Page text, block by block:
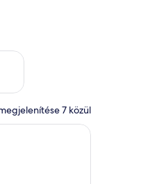
állás ellenőrzése: aug. 21
7 közül
és egy konyhasarok
megterített ágy fehér és